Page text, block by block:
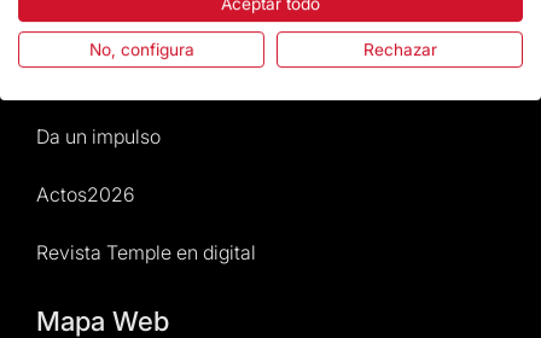
Noticias y Actualidad
Da un impulso
Actos2026
Revista Temple en digital
Mapa Web
No, configura Rechazar